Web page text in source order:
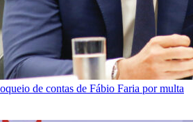
de contas de Fábio Faria por multa